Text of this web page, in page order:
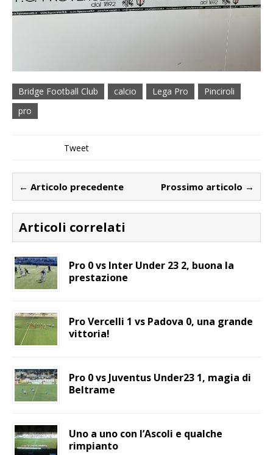
Bridge Football Club calcio Lega Pro
Pinciroli
pro
Tweet
← Articolo precedente Prossimo articolo →
Articoli correlati
Pro 0 vs Inter Under 23 2, buona la
prestazione
Pro Vercelli 1 vs Padova 0, una grande
vittoria!
Pro 0 vs Juventus Under23 1, magia di
Beltrame
Uno a uno con l’Ascoli e qualche
rimpianto